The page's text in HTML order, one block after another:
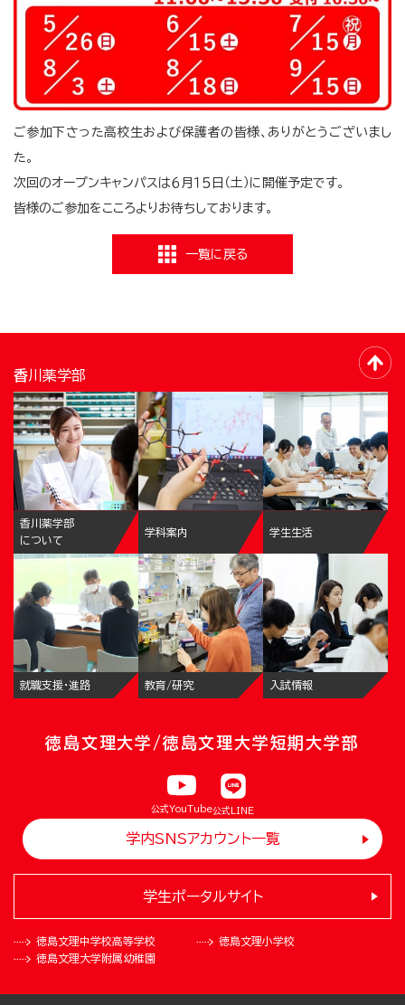
ご参加下さった高校生および保護者の皆様、ありがとうございまし
た。
次回のオープンキャンパスは６月１５日（土）に開催予定です。
皆様のご参加をこころよりお待ちしております。
一覧に戻る
香川薬学部
香川薬学部
について
学科案内 学生生活
就職支援・進路 教育/研究 入試情報
徳島文理大学/徳島文理大学短期大学部
公式YouTube公式LINE
学内SNSアカウント一覧
徳島文理中学校高等学校
徳島文理小学校
徳島文理大学附属幼稚園
学生ポータルサイト